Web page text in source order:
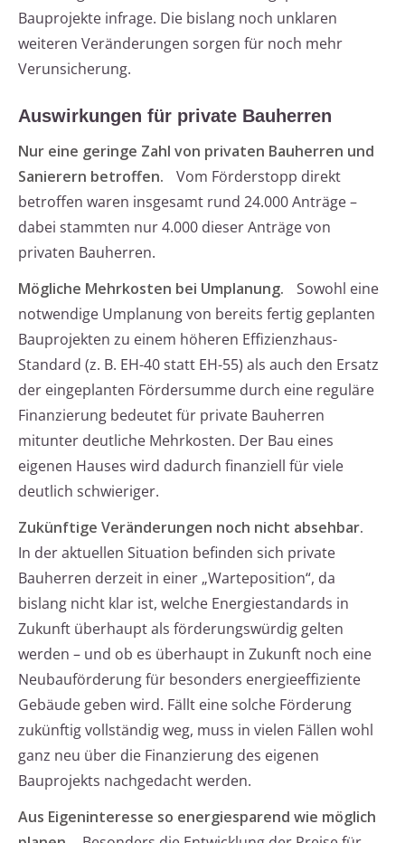
Bauprojekte infrage. Die bislang noch unklaren
weiteren Veränderungen sorgen für noch mehr
Verunsicherung.
Auswirkungen für private Bauherren
Nur eine geringe Zahl von privaten Bauherren und
Sanierern betroffen.
Vom Förderstopp direkt
betroffen waren insgesamt rund 24.000 Anträge –
dabei stammten nur 4.000 dieser Anträge von
privaten Bauherren.
Mögliche Mehrkosten bei Umplanung.
Sowohl eine
notwendige Umplanung von bereits fertig geplanten
Bauprojekten zu einem höheren Effizienzhaus-
Standard (z. B. EH-40 statt EH-55) als auch den Ersatz
der eingeplanten Fördersumme durch eine reguläre
Finanzierung bedeutet für private Bauherren
mitunter deutliche Mehrkosten. Der Bau eines
eigenen Hauses wird dadurch finanziell für viele
deutlich schwieriger.
Zukünftige Veränderungen noch nicht absehbar.
In der aktuellen Situation befinden sich private
Bauherren derzeit in einer „Warteposition“, da
bislang nicht klar ist, welche Energiestandards in
Zukunft überhaupt als förderungswürdig gelten
werden – und ob es überhaupt in Zukunft noch eine
Neubauförderung für besonders energieeffiziente
Gebäude geben wird. Fällt eine solche Förderung
zukünftig vollständig weg, muss in vielen Fällen wohl
ganz neu über die Finanzierung des eigenen
Bauprojekts nachgedacht werden.
Aus Eigeninteresse so energiesparend wie möglich